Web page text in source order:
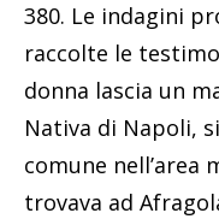
380. Le indagini
raccolte le
donna lascia un
Nativa di Napoli,
comune nell’area
trovava ad